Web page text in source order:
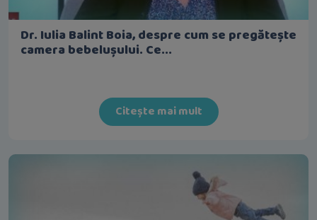
Dr. Iulia Balint Boia, despre cum se pregătește
camera bebelușului. Ce...
Citește mai mult